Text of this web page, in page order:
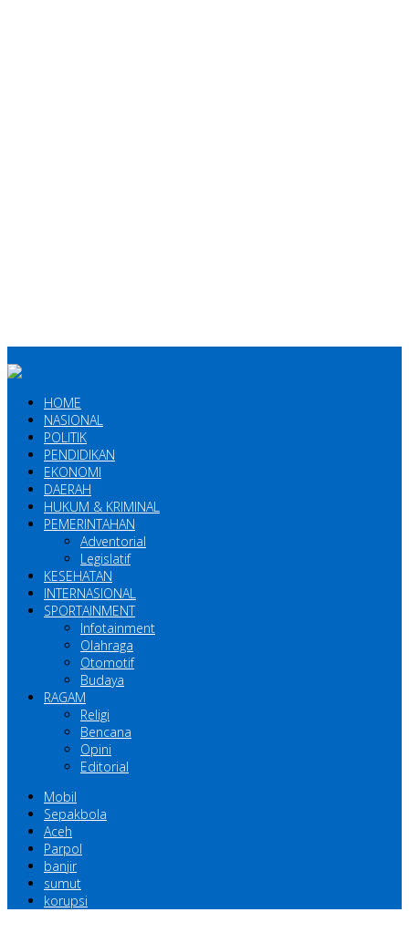
HOME
NASIONAL
POLITIK
PENDIDIKAN
EKONOMI
DAERAH
HUKUM & KRIMINAL
PEMERINTAHAN
Adventorial
Legislatif
KESEHATAN
INTERNASIONAL
SPORTAINMENT
Infotainment
Olahraga
Otomotif
Budaya
RAGAM
Religi
Bencana
Opini
Editorial
Mobil
Sepakbola
Aceh
Parpol
banjir
sumut
korupsi